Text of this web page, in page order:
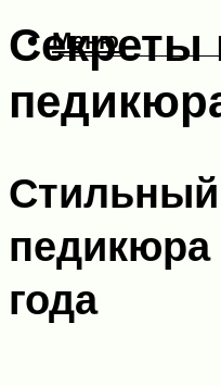
Меню
Секреты
педикюра
года